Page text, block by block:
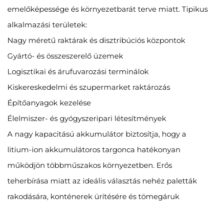
emelőképessége és környezetbarát terve miatt. Tipikus
alkalmazási területek:
Nagy méretű raktárak és disztribúciós központok
Gyártó- és összeszerelő üzemek
Logisztikai és árufuvarozási terminálok
Kiskereskedelmi és szupermarket raktározás
Építőanyagok kezelése
Élelmiszer- és gyógyszeripari létesítmények
A nagy kapacitású akkumulátor biztosítja, hogy a
litium-ion akkumulátoros targonca hatékonyan
működjön többműszakos környezetben. Erős
teherbírása miatt az ideális választás nehéz paletták
rakodására, konténerek ürítésére és tömegáruk